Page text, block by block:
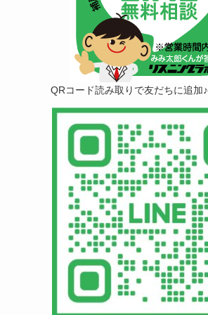
QRコード読み取りで友だちに追加♪